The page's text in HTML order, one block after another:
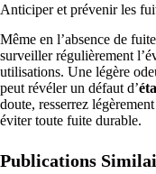
Anticiper et prévenir les
Même en l’absence de
surveiller régulièrement
utilisations. Une légère
peut révéler un défaut d’
doute, resserrez
éviter toute fuite durable.
Publications